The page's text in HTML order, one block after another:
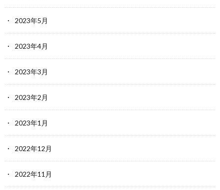
2023年5月
2023年4月
2023年3月
2023年2月
2023年1月
2022年12月
2022年11月